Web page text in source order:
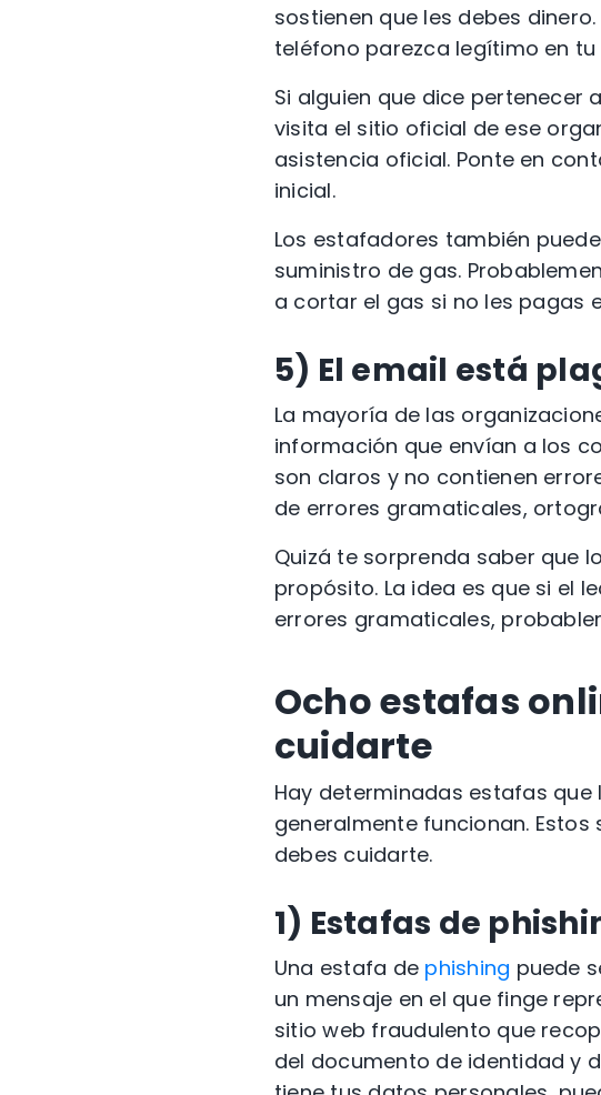
sostienen que les debes
teléfono parezca legítimo en
Si alguien que dice pertenecer
visita el sitio oficial de ese
asistencia oficial. Ponte en
inicial.
Los estafadores también
suministro de gas.
a cortar el gas si no les pagas
5) El email está
La mayoría de las
información que envían a los
son claros y no contienen
de errores gramaticales,
Quizá te sorprenda saber que
propósito. La idea es que si el
errores gramaticales,
Ochoestafas
cuidarte
Hay determinadas estafas que
generalmente funcionan. Estos
debes cuidarte.
1) Estafas de
Una estafa de phishing puede
un mensaje en el que finge
sitio web fraudulento que
del documento de identidad y